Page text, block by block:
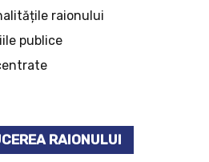
raionului
publice
RAIONULUI